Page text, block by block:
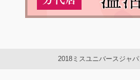
2018ミスユニバースジャ